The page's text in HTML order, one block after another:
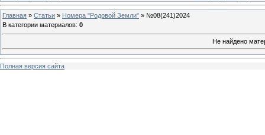
Главная » Статьи » Номера "Родовой Земли" » №08(241)2024
В категории материалов: 0
Не найдено
Полная версия сайта